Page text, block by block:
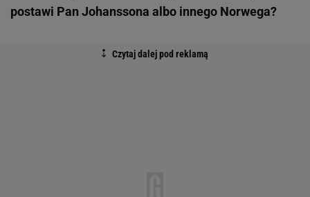
postawi Pan Johanssona albo innego Norwega?